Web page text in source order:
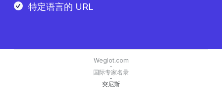
特定语言的 URL
Weglot.com
-
国际专家名录
-
突尼斯